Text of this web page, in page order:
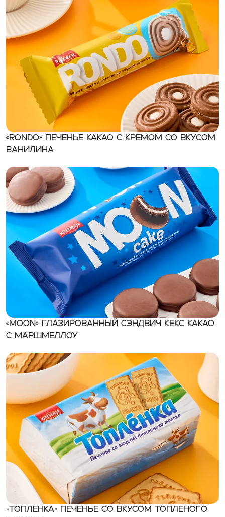
«RONDO» Печенье какао с кремом со вкусом
ванилина
«MOON» Глазированный сэндвич кекс какао
с маршмеллоу
«Топленка» Печенье со вкусом топленого